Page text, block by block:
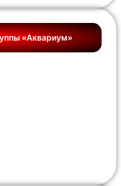
«Аквариум»